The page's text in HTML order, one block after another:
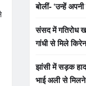
बोलीं- ‘उन्हें
संसद में गतिरोध
गांधी से मिले
झांसी में सड़क
भाई अली से